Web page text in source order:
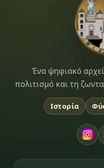
Dimitsana.gr
Ένα ψηφιακό
πολιτισμό και τη
Ιστορία